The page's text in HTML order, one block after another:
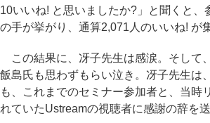
10いいね! と思いましたか?」と聞くと、
の手が挙がり、通算2,071人のいいね! が
この結果に、冴子先生は感涙。そして
飯島氏も思わずもらい泣き。冴子先生は
も、これまでのセミナー参加者と、当時
れていたUstreamの視聴者に感謝の辞を送